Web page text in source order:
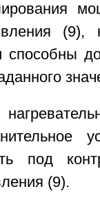
под
(9).